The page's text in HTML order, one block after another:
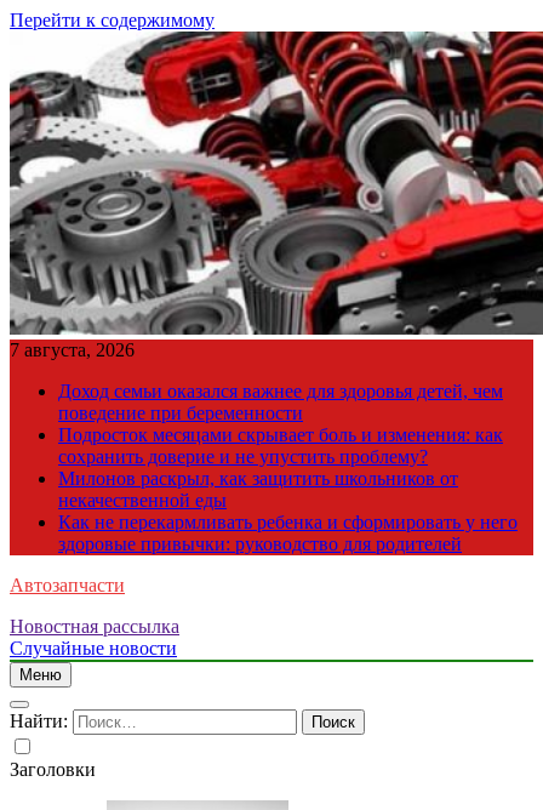
Перейти к содержимому
7 августа, 2026
Доход семьи оказался важнее для здоровья детей, чем
поведение при беременности
Подросток месяцами скрывает боль и изменения: как
сохранить доверие и не упустить проблему?
Милонов раскрыл, как защитить школьников от
некачественной еды
Как не перекармливать ребенка и сформировать у него
здоровые привычки: руководство для родителей
Автозапчасти
Новостная рассылка
Случайные новости
Меню
Найти:
Заголовки